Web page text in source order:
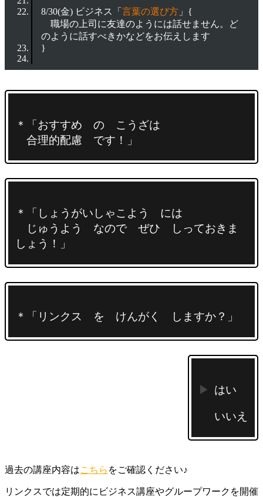
8/30(金) ビジネス「 言葉の選び方」{
職場の上司に友達のようには話せません。ど
のように話すべきかなどをお伝えします
}
＊「おすすめ の こうざは
合理的配慮 です！」
＊「しょうがいしゃこよう には
じゅうよう なので ぜひ しっておきま
しょう！」
＊「リンクス を けんがく しますか？」
はい
いいえ
過去の講座内容はこちら をご確認ください♪
リンクスでは定期的にビジネス講座やグループワークを開催